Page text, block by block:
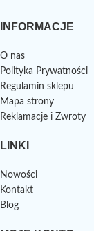
INFORMACJE
O nas
Polityka Prywatności
Regulamin sklepu
Mapa strony
Reklamacje i Zwroty
LINKI
Nowości
Kontakt
Blog